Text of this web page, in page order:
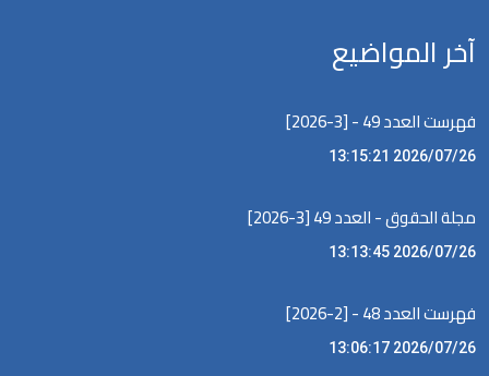
آخر المواضيع
فهرست العدد 49 - [3-2026]
2026/07/26 13:15:21
مجلة الحقوق - العدد 49 [3-2026]
2026/07/26 13:13:45
فهرست العدد 48 - [2-2026]
2026/07/26 13:06:17